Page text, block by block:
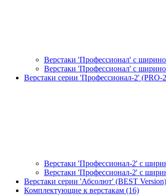
Верстаки 'Профессионал' с
Верстаки 'Профессионал' с
Верстаки серии 'Профессионал-2' (PRO-
Верстаки 'Профессионал-2' с
Верстаки 'Профессионал-2' с
Верстаки серии 'Абсолют' (BEST
Комплектующие к верстакам (16)